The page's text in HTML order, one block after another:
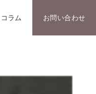
ラム お問い合わせ